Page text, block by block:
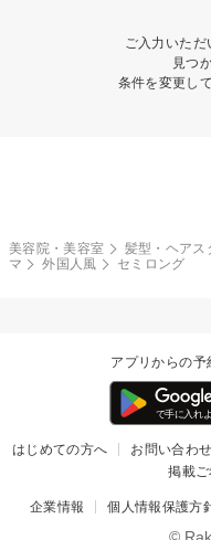
ご入力いただ
見つ
条件を変更し
美容院・美容室 髪型・ヘアス
マ
外国人風 セミロング
アプリからの予
はじめての方へ お問い合わせ
掲載
企業情報 個人情報保護方